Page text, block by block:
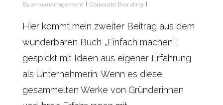
By amwmanagement Corporate Branding
Hier kommt mein zweiter Beitrag aus dem
wunderbaren Buch „Einfach machen!“,
gespickt mit Ideen aus eigener Erfahrung
als Unternehmerin. Wenn es diese
gesammelten Werke von Gründerinnen